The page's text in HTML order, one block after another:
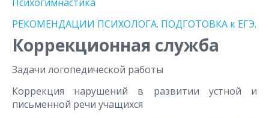
РЕКОМЕНДАЦИИ ПСИХОЛОГА. ПОДГОТОВКА к ЕГЭ.
Коррекционная служба
Задачи логопедической работы
Коррекция нарушений в развитии устной и
письменной речи учащихся